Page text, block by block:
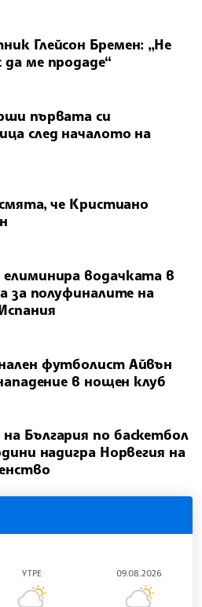
Глейсон Бремен: „Не
ме продаде“
първата си
след началото на
че Кристиано
водачката в
за полуфиналите на
футболист Айвън
в нощен клуб
България по баскетбол
надигра Норвегия на
УТРЕ 09.08.2026